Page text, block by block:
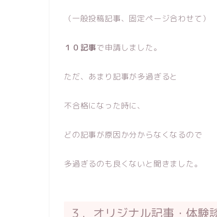
（一般投稿記事、固定ページ合わせて）
１０記事で申請しました。
ただ、あまり記事が多過ぎると
不合格になった時に、
どの記事が原因か分からなくなるので
多過ぎるのも良くないと聞きました。
３．オリジナル記事・体験